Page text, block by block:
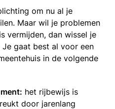
om nu al je
Maar wil je problemen
vermijden, dan wissel je
gaat best al voor een
in de volgende
het rijbewijs is
door jarenlang